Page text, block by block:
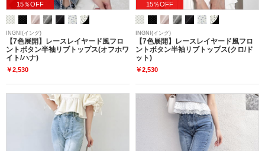
15％OFF
INGNI(イング)
【7色展開】レースレイヤード風フロ
ントボタン半袖リブトップス(オフホワ
イト/ハナ)
￥2,530
15％OFF
INGNI(イング)
【7色展開】レースレイヤード風フロ
ントボタン半袖リブトップス(クロ/ド
ット)
￥2,530